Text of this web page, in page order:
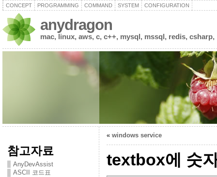
CONCEPT PROGRAMMING COMMAND SYSTEM CONFIGURATION
anydragon
mac, linux, aws, c, c++, mysql, mssql, redis,
참고자료
AnyDevAssist
ASCII 코드표
« windows service
textbox에 숫